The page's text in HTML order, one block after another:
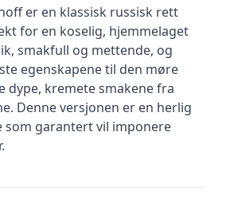
er en klassisk russisk rett
for en koselig, hjemmelaget
smakfull og mettende, og
egenskapene til den møre
dype, kremete smakene fra
Denne versjonen er en herlig
som garantert vil imponere